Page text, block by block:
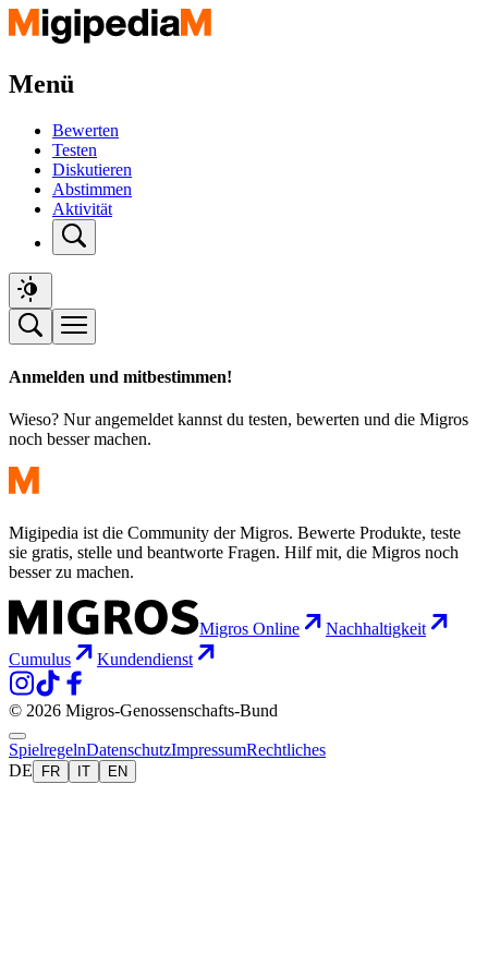
Menü
Bewerten
Testen
Diskutieren
Abstimmen
Aktivität
Anmelden und mitbestimmen!
Wieso? Nur angemeldet kannst du testen, bewerten und die Migros
noch besser machen.
Migipedia ist die Community der Migros. Bewerte Produkte, teste
sie gratis, stelle und beantworte Fragen. Hilf mit, die Migros noch
besser zu machen.
Migros Online
Nachhaltigkeit
Cumulus
Kundendienst
© 2026 Migros-Genossenschafts-Bund
SpielregelnDatenschutzImpressumRechtliches
DE
FR IT EN